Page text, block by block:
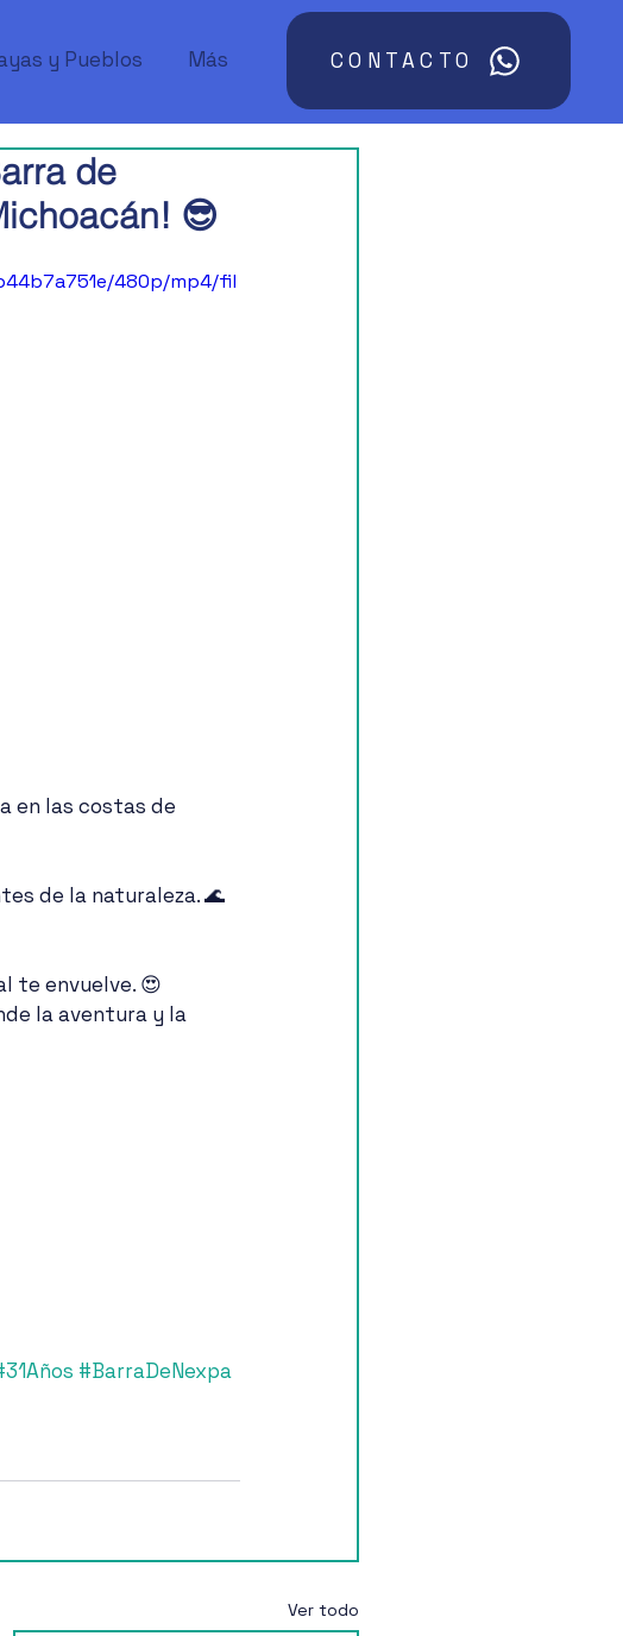
y Pueblos Más CONTACTO
de
😎
480p/mp4/fil
en las costas de
de la naturaleza. 🌊
te envuelve. 😍
la aventura y la
#BarraDeNexpa
Ver todo